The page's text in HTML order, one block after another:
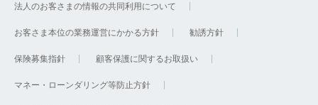
法人のお客さまの情報の共同利用について
お客さま本位の業務運営にかかる方針 勧誘方針
保険募集指針 顧客保護に関するお取扱い
マネー・ローンダリング等防止方針